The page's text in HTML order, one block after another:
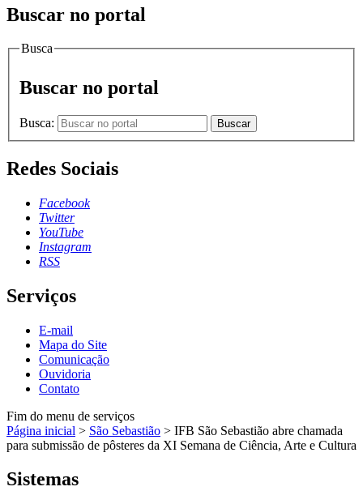
Buscar no portal
Busca
Buscar no portal
Busca: Buscar
Redes Sociais
Facebook
Twitter
YouTube
Instagram
RSS
Serviços
E-mail
Mapa do Site
Comunicação
Ouvidoria
Contato
Fim do menu de serviços
Página inicial > São Sebastião > IFB São Sebastião abre chamada
para submissão de pôsteres da XI Semana de Ciência, Arte e Cultura
Sistemas